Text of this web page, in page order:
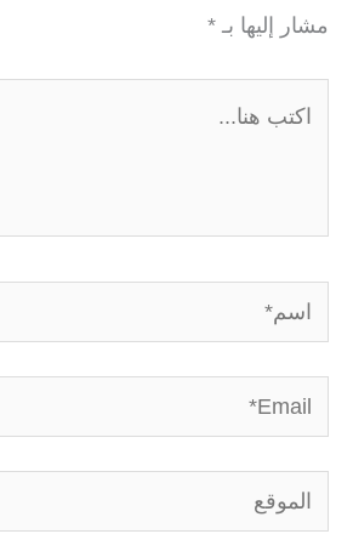
مشار إليها بـ *
اسم*
Email*
الموقع